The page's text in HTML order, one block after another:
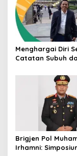
Menghargai Diri
Catatan Subuh
Jawa
Brigjen Pol
Irhamni: